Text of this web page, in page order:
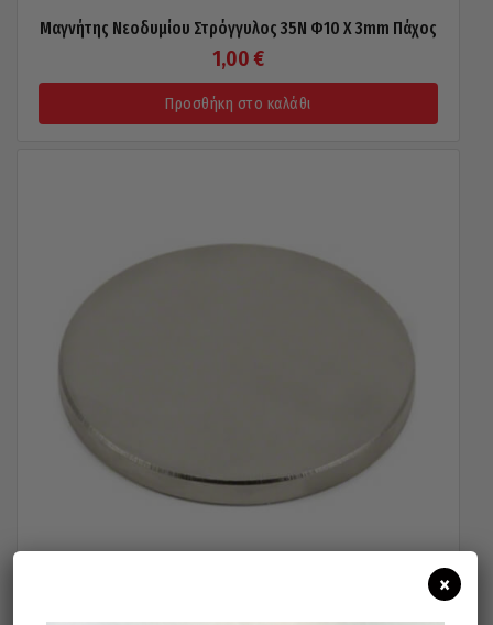
Μαγνήτης Νεοδυμίου Στρόγγυλος 35N Φ10 X 3mm Πάχος
1,00 €
Προσθήκη στο καλάθι
×